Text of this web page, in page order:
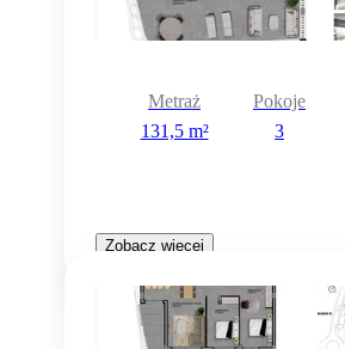
Metraż
131,5 m²
Pokoje
3
Zobacz więcej